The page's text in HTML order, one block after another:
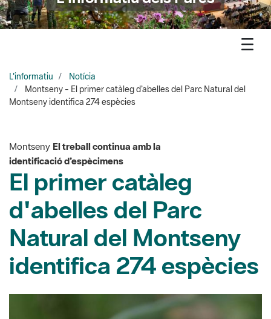
L'informatiu
Notícia
Montseny - El primer catàleg d’abelles del Parc Natural del
MontsenyEl treball continua amb la
El primer catàleg
d'abelles del Parc
Natural del Montseny
identifica 274 espècies